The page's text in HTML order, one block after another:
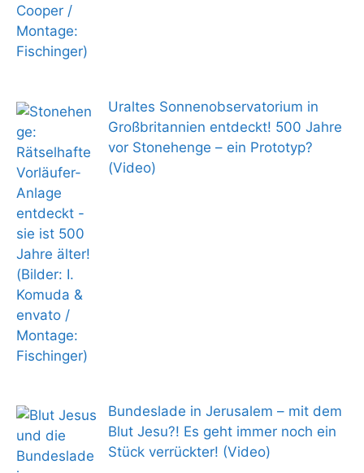
Uraltes Sonnenobservatorium in
Großbritannien entdeckt! 500 Jahre
vor Stonehenge – ein Prototyp?
(Video)
Bundeslade in Jerusalem – mit dem
Blut Jesu?! Es geht immer noch ein
Stück verrückter! (Video)